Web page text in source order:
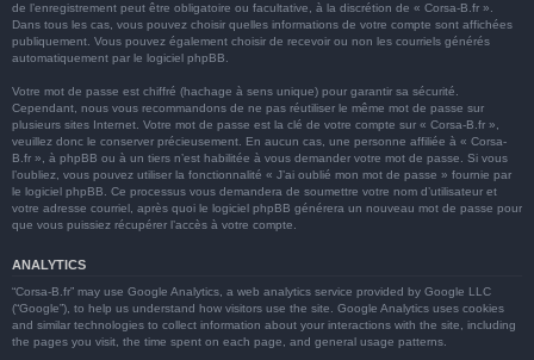
de l’enregistrement peut être obligatoire ou facultative, à la discrétion de « Corsa-B.fr ».
Dans tous les cas, vous pouvez choisir quelles informations de votre compte sont affichées
publiquement. Vous pouvez également choisir de recevoir ou non les courriels générés
automatiquement par le logiciel phpBB.
Votre mot de passe est chiffré (hachage à sens unique) pour garantir sa sécurité.
Cependant, nous vous recommandons de ne pas réutiliser le même mot de passe sur
plusieurs sites Internet. Votre mot de passe est la clé de votre compte sur « Corsa-B.fr »,
veuillez donc le conserver précieusement. En aucun cas, une personne affiliée à « Corsa-
B.fr », à phpBB ou à un tiers n’est habilitée à vous demander votre mot de passe. Si vous
l’oubliez, vous pouvez utiliser la fonctionnalité « J’ai oublié mon mot de passe » fournie par
le logiciel phpBB. Ce processus vous demandera de soumettre votre nom d’utilisateur et
votre adresse courriel, après quoi le logiciel phpBB générera un nouveau mot de passe pour
que vous puissiez récupérer l’accès à votre compte.
ANALYTICS
“Corsa-B.fr” may use Google Analytics, a web analytics service provided by Google LLC
(“Google”), to help us understand how visitors use the site. Google Analytics uses cookies
and similar technologies to collect information about your interactions with the site, including
the pages you visit, the time spent on each page, and general usage patterns.